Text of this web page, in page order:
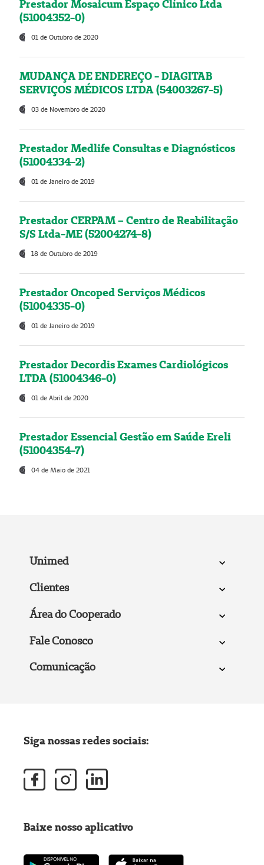
Prestador Mosaicum Espaço Clínico Ltda
(51004352-0)
01 de Outubro de 2020
MUDANÇA DE ENDEREÇO - DIAGITAB
SERVIÇOS MÉDICOS LTDA (54003267-5)
03 de Novembro de 2020
Prestador Medlife Consultas e Diagnósticos
(51004334-2)
01 de Janeiro de 2019
Prestador CERPAM – Centro de Reabilitação
S/S Ltda-ME (52004274-8)
18 de Outubro de 2019
Prestador Oncoped Serviços Médicos
(51004335-0)
01 de Janeiro de 2019
Prestador Decordis Exames Cardiológicos
LTDA (51004346-0)
01 de Abril de 2020
Prestador Essencial Gestão em Saúde Ereli
(51004354-7)
04 de Maio de 2021
Unimed
Clientes
Área do Cooperado
Fale Conosco
Comunicação
Siga nossas redes sociais:
Baixe nosso aplicativo